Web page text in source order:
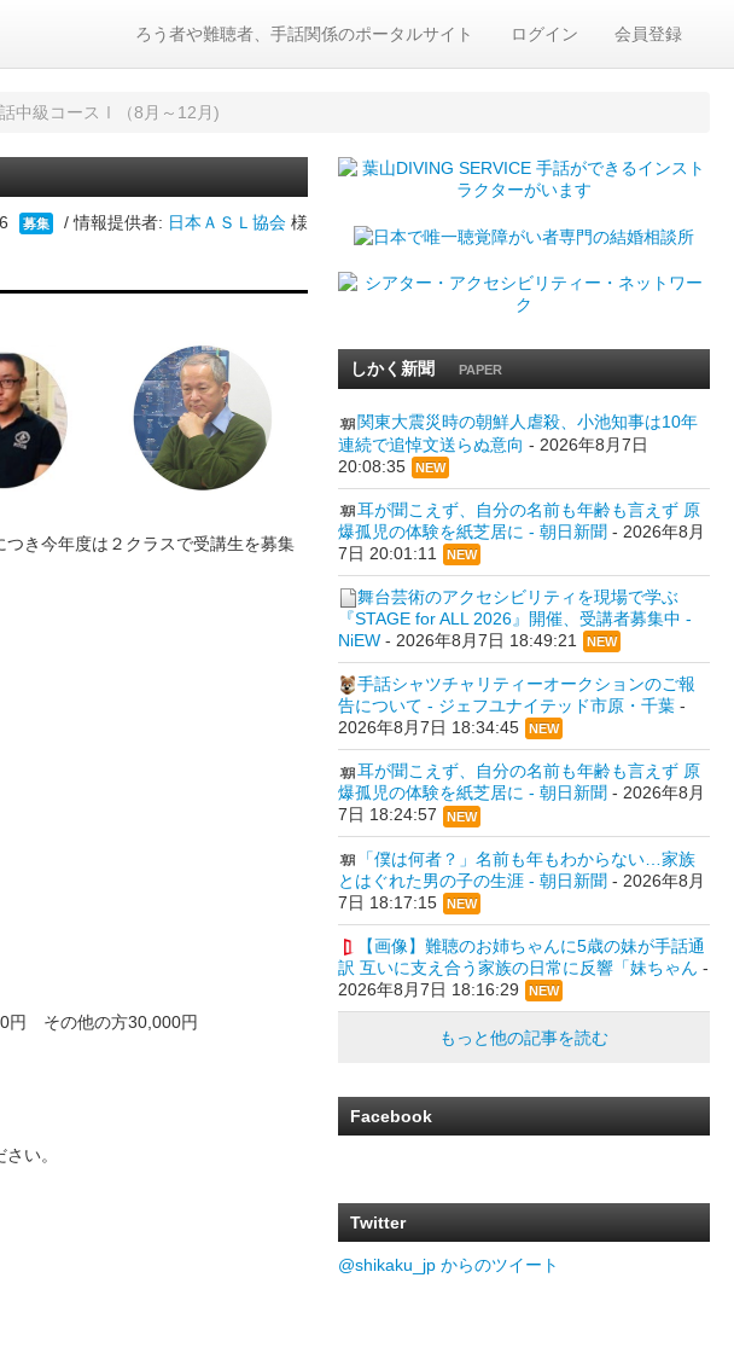
ログイン 会員登録
ろう者や難聴者、手話関係のポータルサイト
中級コースⅠ（8月～12月)
募集 / 情報提供者: 日本ＡＳＬ協会 様
き今年度は２クラスで受講生を募集
円 その他の方30,000円
い。
しかく新聞 PAPER
関東大震災時の朝鮮人虐殺、小池知事は10年
連続で追悼文送らぬ意向 - 2026年8月7日
20:08:35
NEW
耳が聞こえず、自分の名前も年齢も言えず 原
爆孤児の体験を紙芝居に - 朝日新聞 - 2026年8月
7日 20:01:11
NEW
舞台芸術のアクセシビリティを現場で学ぶ
『STAGE for ALL 2026』開催、受講者募集中 -
NiEW- 2026年8月7日 18:49:21 NEW
手話シャツチャリティーオークションのご報
告について - ジェフユナイテッド市原・千葉-
2026年8月7日 18:34:45
NEW
耳が聞こえず、自分の名前も年齢も言えず 原
爆孤児の体験を紙芝居に - 朝日新聞 - 2026年8月
7日 18:24:57
NEW
「僕は何者？」名前も年もわからない…家族
とはぐれた男の子の生涯 - 朝日新聞 - 2026年8月
7日 18:17:15
NEW
【画像】難聴のお姉ちゃんに5歳の妹が手話通
訳 互いに支え合う家族の日常に反響「妹ちゃん -
2026年8月7日 18:16:29
NEW
もっと他の記事を読む
Facebook
Twitter
@shikaku_jp からのツイート